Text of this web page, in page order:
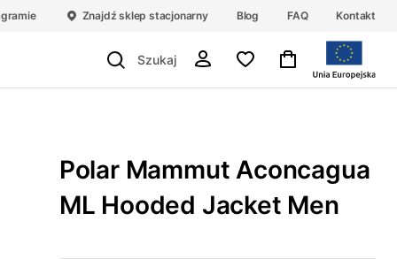
Znajdź sklep stacjonarny Blog FAQ Kontakt
Polar Mammut Aconcagua
ML Hooded Jacket Men